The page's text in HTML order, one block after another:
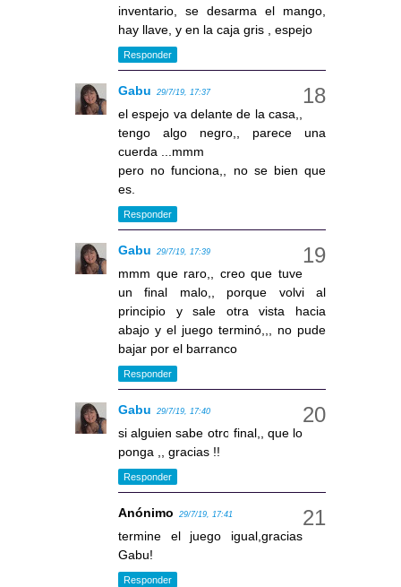
inventario, se desarma el mango,
hay llave, y en la caja gris , espejo
Responder
Gabu 29/7/19, 17:37
el espejo va delante de la casa,,
tengo algo negro,, parece una
cuerda ...mmm
pero no funciona,, no se bien que
es.
Responder
Gabu 29/7/19, 17:39
mmm que raro,, creo que tuve
un final malo,, porque volvi al
principio y sale otra vista hacia
abajo y el juego terminó,,, no pude
bajar por el barranco
Responder
Gabu 29/7/19, 17:40
si alguien sabe otro final,, que lo
ponga ,, gracias !!
Responder
Anónimo 29/7/19, 17:41
termine el juego igual,gracias
Gabu!
Responder